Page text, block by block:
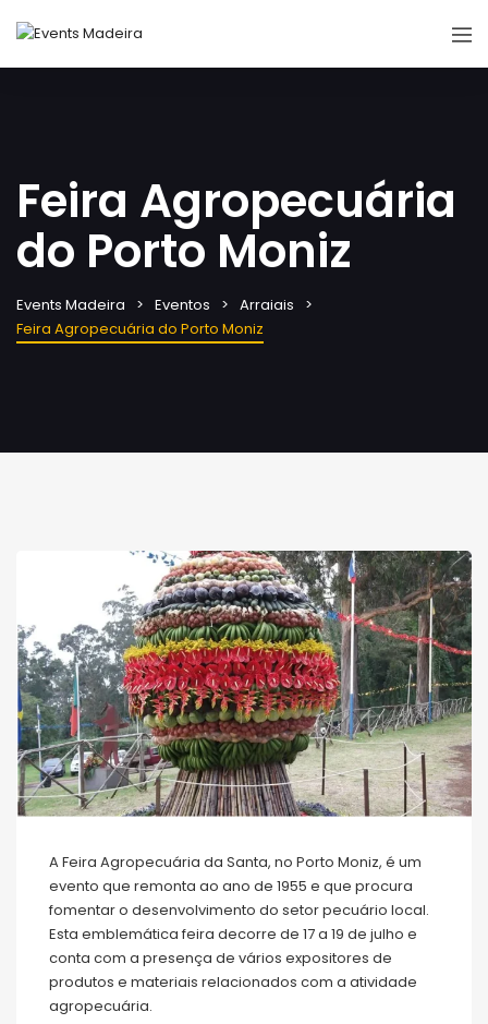
Feira Agropecuária
do Porto Moniz
Events Madeira Eventos
Arraiais
Feira Agropecuária do Porto Moniz
A Feira Agropecuária da Santa, no Porto Moniz, é um
evento que remonta ao ano de 1955 e que procura
fomentar o desenvolvimento do setor pecuário local.
Esta emblemática feira decorre de 17 a 19 de julho e
conta com a presença de vários expositores de
produtos e materiais relacionados com a atividade
agropecuária.